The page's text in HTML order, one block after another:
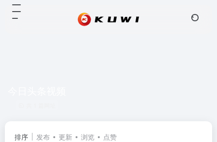
排序 发布 更新 浏览 点赞